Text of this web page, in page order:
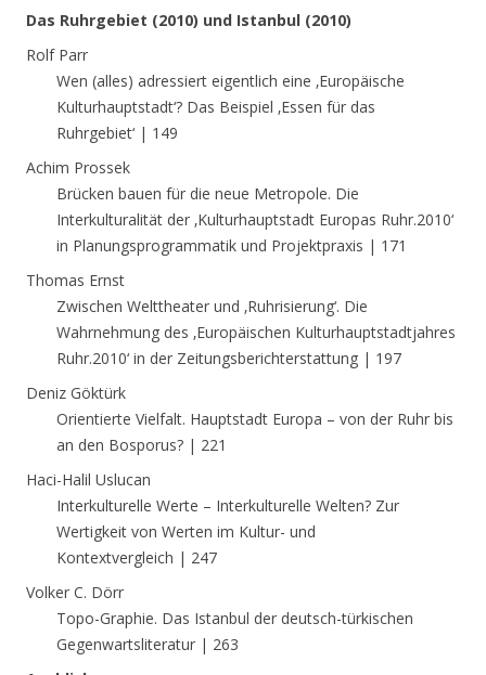
Das Ruhrgebiet (2010) und Istanbul (2010)
Rolf Parr
Wen (alles) adressiert eigentlich eine ‚Europäische
Kulturhauptstadt‘? Das Beispiel ‚Essen für das
Ruhrgebiet‘ | 149
Achim Prossek
Brücken bauen für die neue Metropole. Die
Interkulturalität der ‚Kulturhauptstadt Europas Ruhr.2010‘
in Planungsprogrammatik und Projektpraxis | 171
Thomas Ernst
Zwischen Welttheater und ‚Ruhrisierung‘. Die
Wahrnehmung des ‚Europäischen Kulturhauptstadtjahres
Ruhr.2010‘ in der Zeitungsberichterstattung | 197
Deniz Göktürk
Orientierte Vielfalt. Hauptstadt Europa – von der Ruhr bis
an den Bosporus? | 221
Haci-Halil Uslucan
Interkulturelle Werte – Interkulturelle Welten? Zur
Wertigkeit von Werten im Kultur- und
Kontextvergleich | 247
Volker C. Dörr
Topo-Graphie. Das Istanbul der deutsch-türkischen
Gegenwartsliteratur | 263